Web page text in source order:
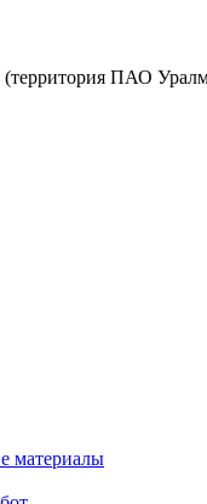
(территория ПАО
материалы